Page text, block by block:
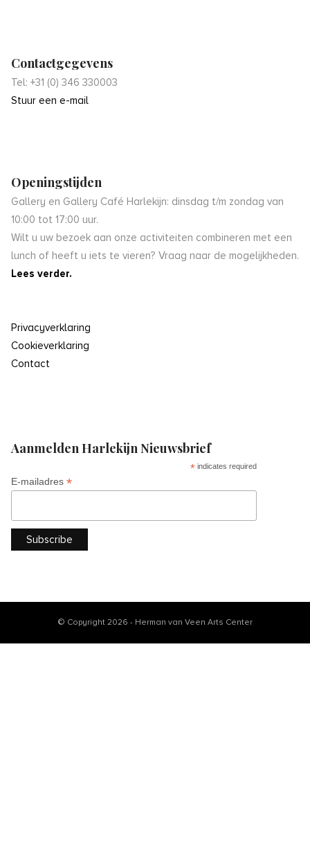
Contactgegevens
Tel: +31 (0) 346 330003
Stuur een e-mail
Openingstijden
Gallery en Gallery Café Harlekijn: dinsdag t/m zondag van
10:00 tot 17:00 uur.
Wilt u uw bezoek aan onze activiteiten combineren met een
lunch of heeft u iets te vieren? Vraag naar de mogelijkheden.
Lees verder.
Privacyverklaring
Cookieverklaring
Contact
Aanmelden Harlekijn Nieuwsbrief
* indicates required
E-mailadres *
© Copyright 2026 - Herman van Veen Arts Center